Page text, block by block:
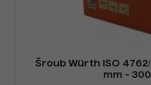
Šroub Würth ISO 4762/
mm -